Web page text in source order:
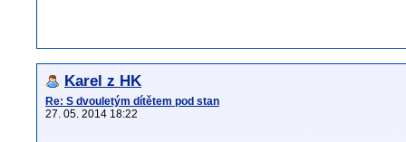
Karel z HK
Re: S dvouletým dítětem pod stan
27. 05. 2014 18:22